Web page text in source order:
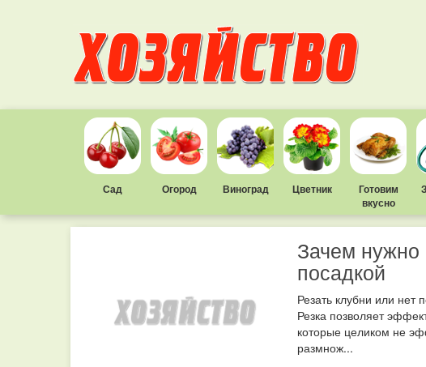
Сад Огород Виноград Цветник
Готовим
вкусно
Зачем нужно
посадкой
Резать клубни или нет
Резка позволяет
которые целиком не
размнож...